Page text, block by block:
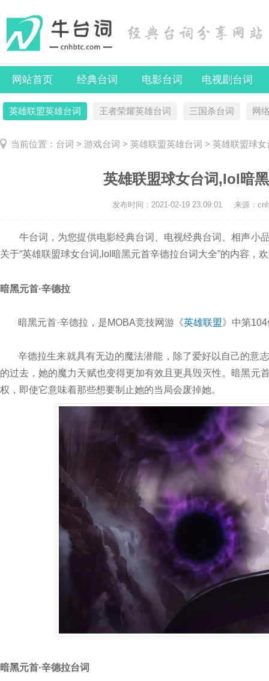
网站首页 经典台词 电影台词 电视剧台词
英雄联盟英雄台词 王者荣耀英雄台词 三国杀台词 网
当前位置： 台词 > 游戏台词 > 英雄联盟英雄台词 > 英雄联盟球
英雄联盟球女台词,lol暗
发布时间： 2021-02-19 23:09:01 来源：
牛台词，为您提供电影经典台词、电视经典台词、相声小
关于“英雄联盟球女台词,lol暗黑元首辛德拉台词大全”的内容，
暗黑元首·辛德拉
暗黑元首·辛德拉，是MOBA竞技网游《英雄联盟》中第
辛德拉生来就具有无边的魔法潜能，除了爱好以自己的意
的过去，她的魔力天赋也变得更加有效且更具毁灭性。暗黑元
权，即使它意味着那些想要制止她的当局会废掉她。
暗黑元首·辛德拉台词